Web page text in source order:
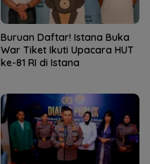
Buruan Daftar! Istana Buka
War Tiket Ikuti Upacara HUT
ke-81 RI di Istana